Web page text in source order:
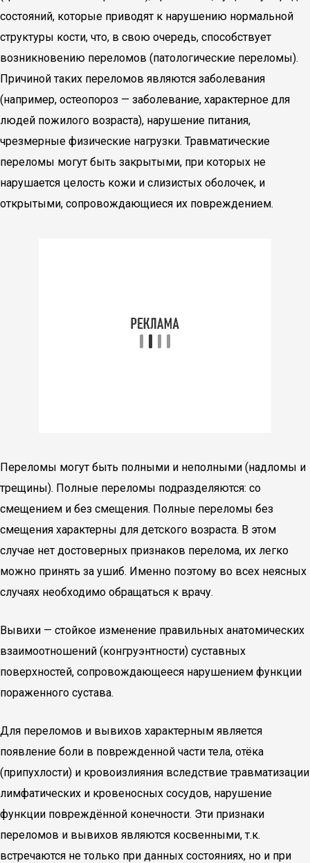
состояний, которые приводят к нарушению нормальной
структуры кости, что, в свою очередь, способствует
возникновению переломов (патологические переломы).
Причиной таких переломов являются заболевания
(например, остеопороз — заболевание, характерное для
людей пожилого возраста), нарушение питания,
чрезмерные физические нагрузки. Травматические
переломы могут быть закрытыми, при которых не
нарушается целость кожи и слизистых оболочек, и
открытыми, сопровождающиеся их повреждением.
Переломы могут быть полными и неполными (надломы и
трещины). Полные переломы подразделяются: со
смещением и без смещения. Полные переломы без
смещения характерны для детского возраста. В этом
случае нет достоверных признаков перелома, их легко
можно принять за ушиб. Именно поэтому во всех неясных
случаях необходимо обращаться к врачу.
Вывихи — стойкое изменение правильных анатомических
взаимоотношений (конгруэнтности) суставных
поверхностей, сопровождающееся нарушением функции
пораженного сустава.
Для переломов и вывихов характерным является
появление боли в поврежденной части тела, отёка
(припухлости) и кровоизлияния вследствие травматизации
лимфатических и кровеносных сосудов, нарушение
функции повреждённой конечности. Эти признаки
переломов и вывихов являются косвенными, т.к.
встречаются не только при данных состояниях, но и при